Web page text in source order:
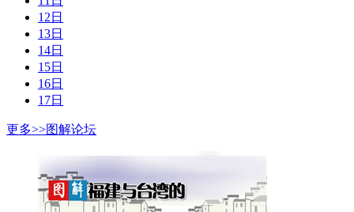
12日
13日
14日
15日
16日
17日
更多>>图解论坛